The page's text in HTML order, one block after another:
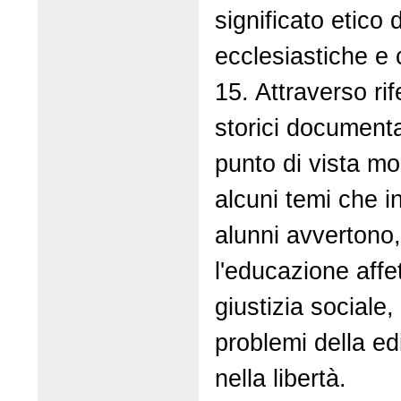
significato etico
ecclesiastiche e
15. Attraverso
storici
punto di vista
alcuni temi che
alunni
l'educazione
giustizia
problemi della
nella libertà.